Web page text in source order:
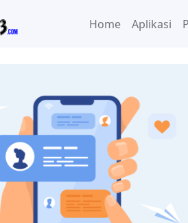
Home Aplikasi